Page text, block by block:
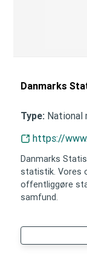
Danmarks
Type: National
https://
Danmarks
statistik. Vores
offentliggøre
samfund.